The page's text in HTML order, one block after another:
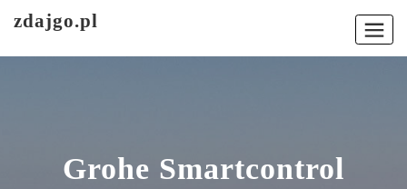
zdajgo.pl
Grohe Smartcontrol